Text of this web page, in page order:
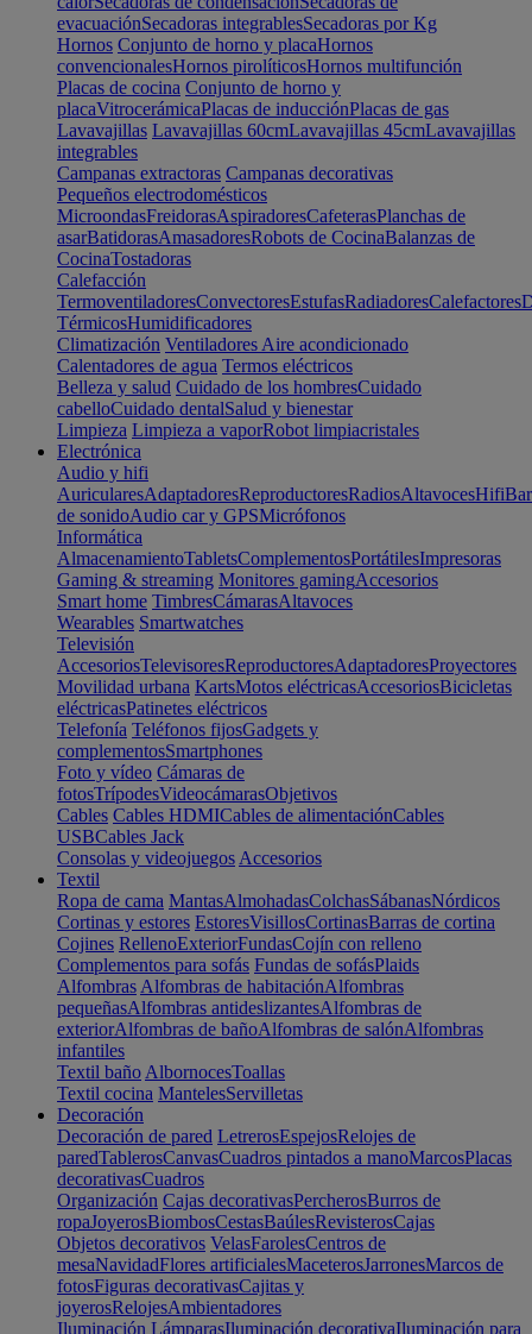
evacuaciónSecadoras integrablesSecadoras por Kg
Hornos Conjunto de horno y placaHornos
convencionalesHornos pirolíticosHornos multifunción
Placas de cocina Conjunto de horno y
placaVitrocerámicaPlacas de inducciónPlacas de gas
Lavavajillas Lavavajillas 60cmLavavajillas 45cmLavavajillas
integrables
Campanas extractoras Campanas decorativas
Pequeños electrodomésticos
MicroondasFreidorasAspiradoresCafeterasPlanchas de
asarBatidorasAmasadoresRobots de CocinaBalanzas de
CocinaTostadoras
Calefacción
TermoventiladoresConvectoresEstufasRadiadoresCalefactores
TérmicosHumidificadores
Climatización Ventiladores Aire acondicionado
Calentadores de agua Termos eléctricos
Belleza y salud Cuidado de los hombresCuidado
cabelloCuidado dentalSalud y bienestar
Limpieza Limpieza a vaporRobot limpiacristales
Electrónica
Audio y hifi
AuricularesAdaptadoresReproductoresRadiosAltavocesHifi
de sonidoAudio car y GPSMicrófonos
Informática
AlmacenamientoTabletsComplementosPortátilesImpresoras
Gaming & streaming Monitores gamingAccesorios
Smart home TimbresCámarasAltavoces
Wearables Smartwatches
Televisión
AccesoriosTelevisoresReproductoresAdaptadoresProyectores
Movilidad urbana KartsMotos eléctricasAccesoriosBicicletas
eléctricasPatinetes eléctricos
Telefonía Teléfonos fijosGadgets y
complementosSmartphones
Foto y vídeo Cámaras de
fotosTrípodesVideocámarasObjetivos
Cables Cables HDMICables de alimentaciónCables
USBCables Jack
Consolas y videojuegos Accesorios
Textil
Ropa de cama MantasAlmohadasColchasSábanasNórdicos
Cortinas y estores EstoresVisillosCortinasBarras de cortina
Cojines RellenoExteriorFundasCojín con relleno
Complementos para sofás Fundas de sofásPlaids
Alfombras Alfombras de habitaciónAlfombras
pequeñasAlfombras antideslizantesAlfombras de
exteriorAlfombras de bañoAlfombras de salónAlfombras
infantiles
Textil baño AlbornocesToallas
Textil cocina MantelesServilletas
Decoración
Decoración de pared LetrerosEspejosRelojes de
paredTablerosCanvasCuadros pintados a manoMarcosPlacas
decorativasCuadros
Organización Cajas decorativasPercherosBurros de
ropaJoyerosBiombosCestasBaúlesRevisterosCajas
Objetos decorativos VelasFarolesCentros de
mesaNavidadFlores artificialesMaceterosJarronesMarcos de
fotosFiguras decorativasCajitas y
joyerosRelojesAmbientadores
Iluminación LámparasIluminación decorativaIluminación para